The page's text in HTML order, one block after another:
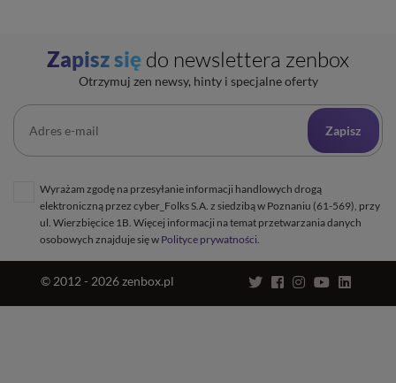
Generator haseł
Sprawdź IP
Ochrona Danych Osobowych
Uptime zenbox
Informacja o połączeniu spółek
Zapisz się do newslettera zenbox
Otrzymuj zen newsy, hinty i specjalne oferty
Zapisz
Wyrażam zgodę na przesyłanie informacji handlowych drogą
elektroniczną przez cyber_Folks S.A. z siedzibą w Poznaniu (61-569), przy
ul. Wierzbięcice 1B. Więcej informacji na temat przetwarzania danych
osobowych znajduje się w Polityce prywatności.
© 2012 - 2026 zenbox.pl